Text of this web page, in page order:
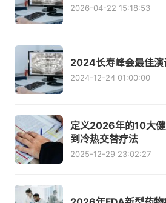
2026-04-22 15:18:53
2024长寿峰会最佳演
2024-12-24 01:00:00
定义2026年的10大
到冷热交替疗法
2025-12-29 23:02:27